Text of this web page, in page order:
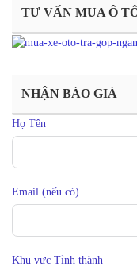
TƯ VẤN MUA Ô
NHẬN BÁO GIÁ
Họ Tên
Email (nếu có)
Khu vực Tỉnh thành